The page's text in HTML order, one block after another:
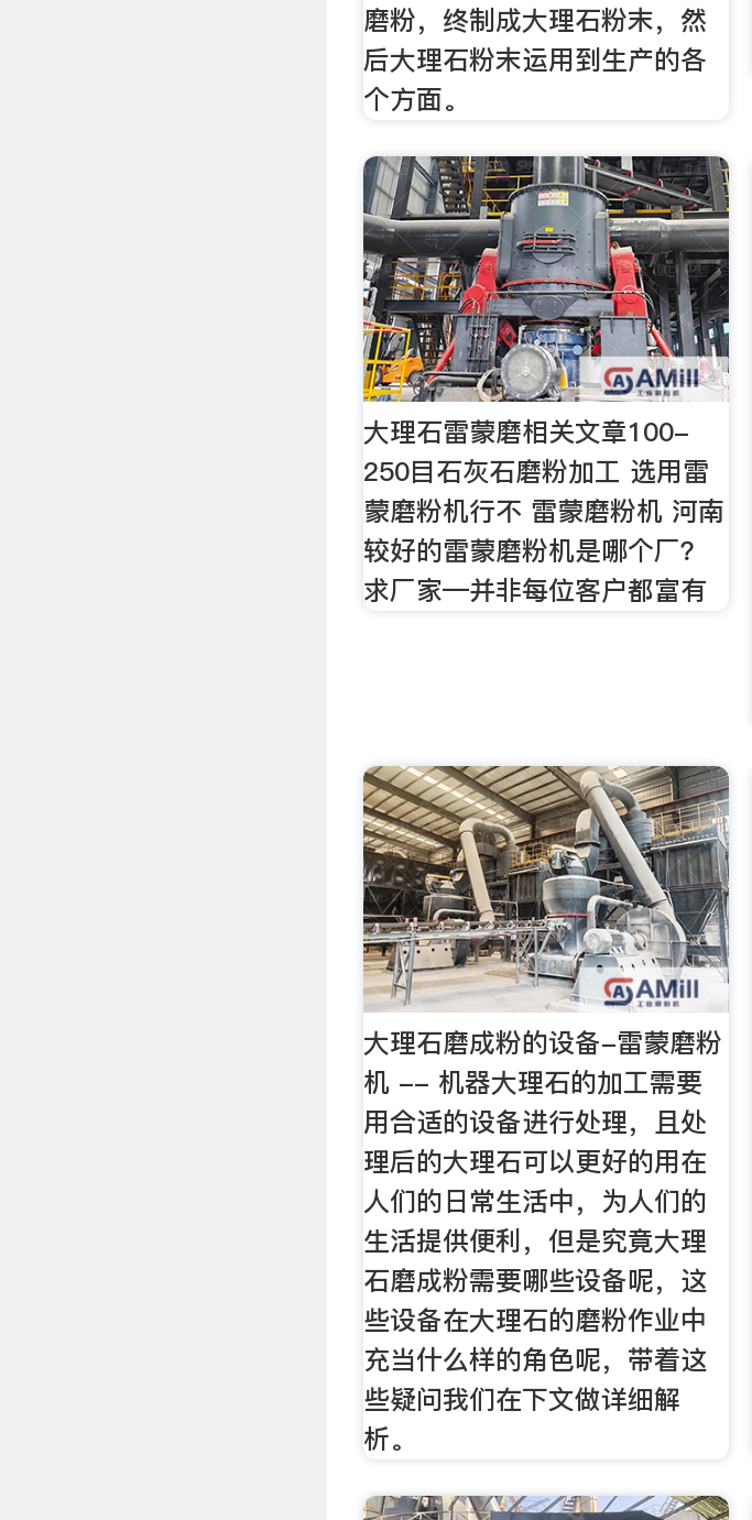
磨粉，终制成大理石粉末，然
后大理石粉末运用到生产的各
个方面。
大理石雷蒙磨相关文章100-
250目石灰石磨粉加工 选用雷
蒙磨粉机行不 雷蒙磨粉机 河南
较好的雷蒙磨粉机是哪个厂？
求厂家—并非每位客户都富有
大理石磨成粉的设备-雷蒙磨粉
机 -- 机器大理石的加工需要
用合适的设备进行处理，且处
理后的大理石可以更好的用在
人们的日常生活中，为人们的
生活提供便利，但是究竟大理
石磨成粉需要哪些设备呢，这
些设备在大理石的磨粉作业中
充当什么样的角色呢，带着这
些疑问我们在下文做详细解
析。